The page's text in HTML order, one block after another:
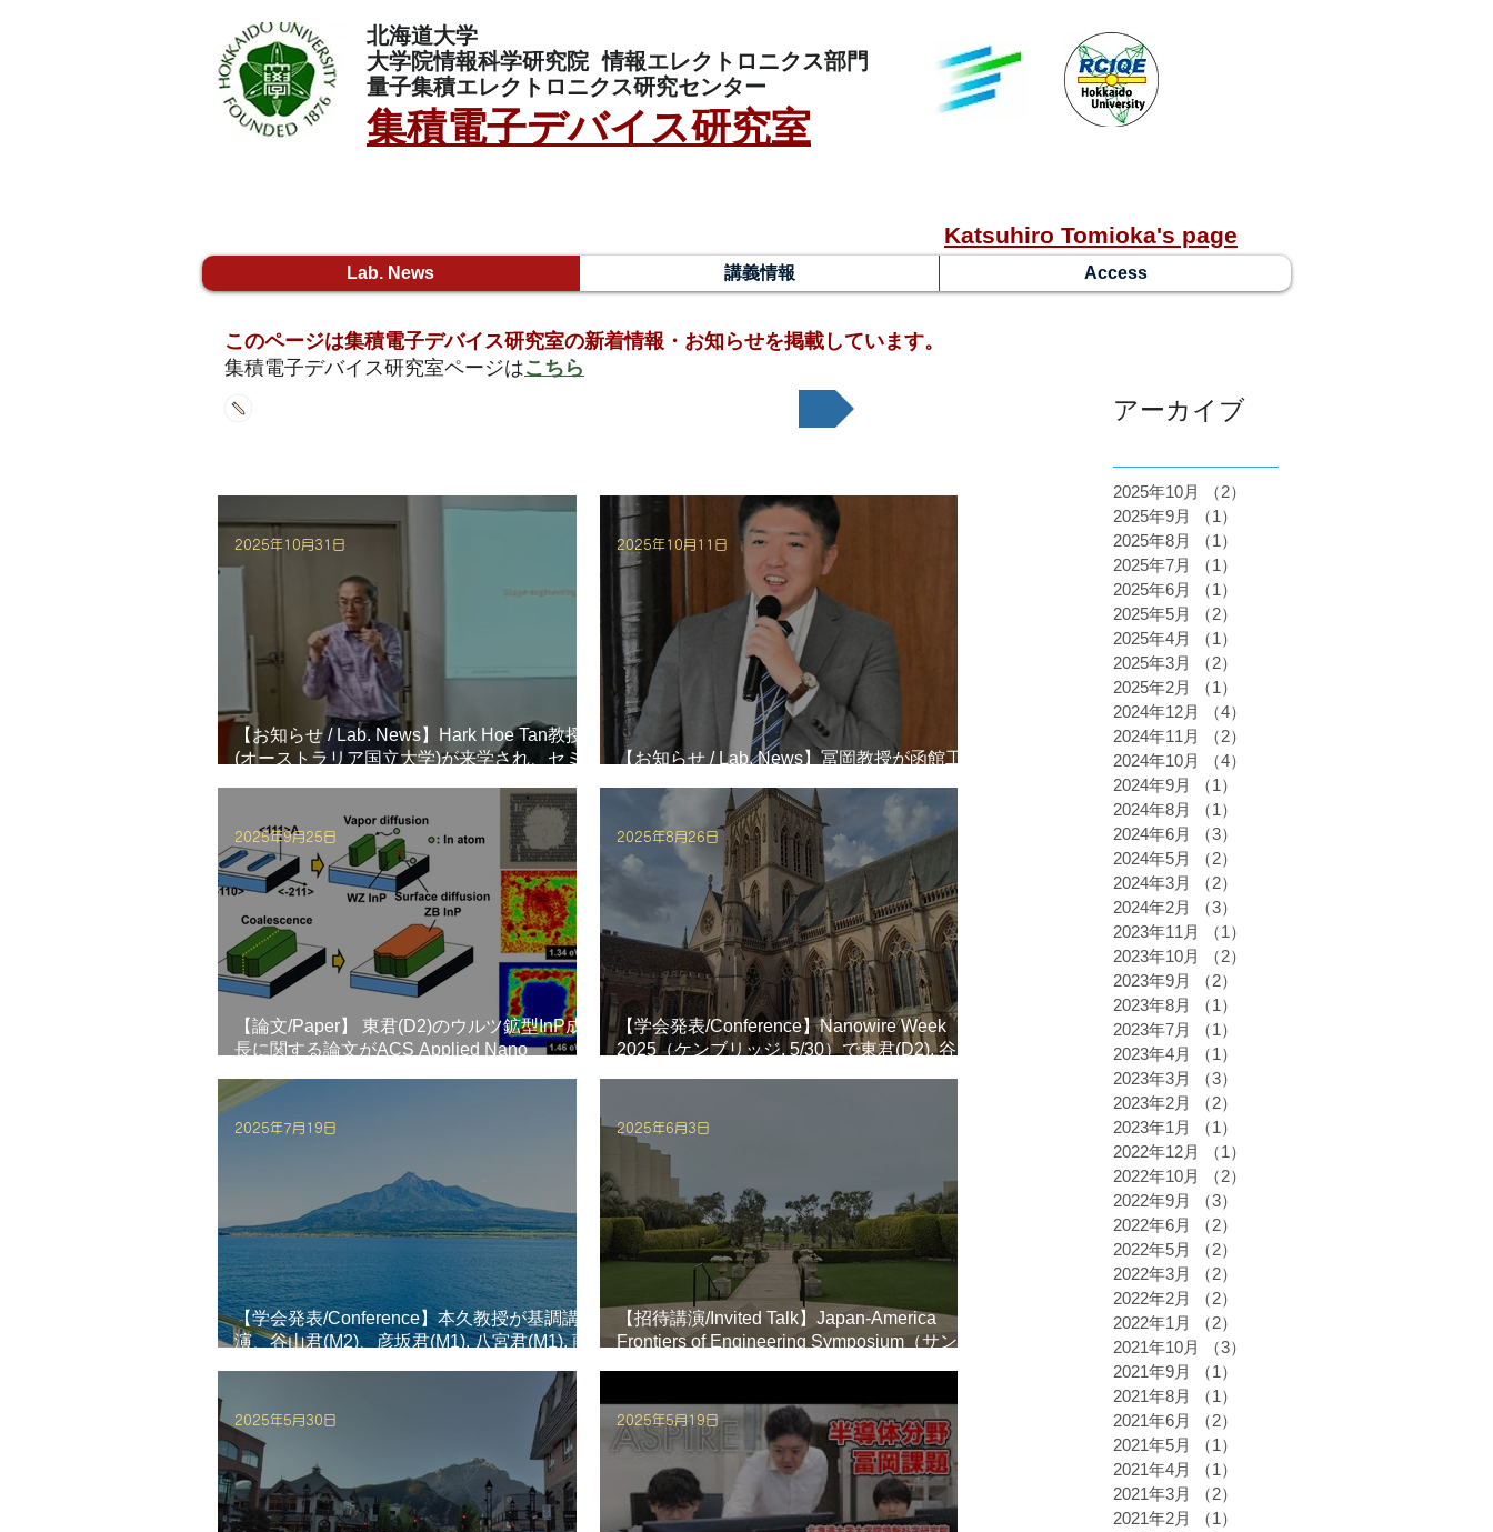
北海道大学
大学院情報科学研究院情報エレクトロニクス部門
量子集積エレクトロニクス研究センター
集積電子デバイス研究室
Katsuhiro Tomioka's page
Lab. News 講義情報 Access
​このページは集積電子デバイス研究室の新着情報・お知らせを掲載しています。
​集積電子デバイス研究室ページはこちら
アーカイブ
【お知らせ / Lab. News】Hark Hoe Tan教授
(オーストラリア国立大学)が来学され、セミ
2025年10月31日
【お知らせ / Lab. News】冨岡教授が函館工
2025年10月11日
【論文/Paper】 東君(D2)のウルツ鉱型InP成
長に関する論文がACS Applied Nano
2025年9月25日
【学会発表/Conference】Nanowire Week
2025（ケンブリッジ, 5/30）で東君(D2), 谷山
2025年8月26日
【学会発表/Conference】本久教授が基調講
演、谷山君(M2)、彦坂君(M1), 八宮君(M1), 藤
長講演会 (利尻・7/17-19)にて、それぞれ論
文発表を行いました。
2025年7月19日
【招待講演/Invited Talk】Japan-America
Frontiers of Engineering Symposium（サン
2025年6月3日
2025年5月30日 2025年5月19日
2025年10月 （2）
2025年9月
（1）
2025年8月
（1）
2025年7月
（1）
2025年6月
（1）
2025年5月
（2）
2025年4月
（1）
2025年3月
（2）
2025年2月
（1）
2024年12月
（4）
2024年11月
（2）
2024年10月
（4）
2024年9月
（1）
2024年8月
（1）
2024年6月
（3）
2024年5月
（2）
2024年3月
（2）
2024年2月
（3）
2023年11月
（1）
2023年10月
（2）
2023年9月
（2）
2023年8月
（1）
2023年7月
（1）
2023年4月
（1）
2023年3月
（3）
2023年2月
（2）
2023年1月
（1）
2022年12月
（1）
2022年10月
（2）
2022年9月
（3）
2022年6月
（2）
2022年5月
（2）
2022年3月
（2）
2022年2月
（2）
2022年1月
（2）
2021年10月
（3）
2021年9月
（1）
2021年8月
（1）
2021年6月
（2）
2021年5月
（1）
2021年4月
（1）
2021年3月
（2）
2021年2月
（1）